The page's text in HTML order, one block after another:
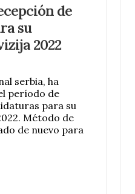
de
su
2022
serbia, ha
período de
para su
Método de
de nuevo para